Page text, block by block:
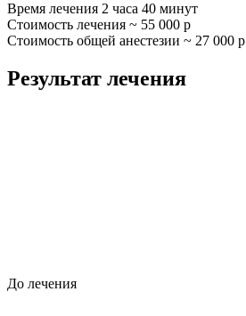
Время лечения 2 часа 40 минут
Стоимость лечения ~ 55 000 р
Стоимость общей анестезии ~ 27 000 р
Результат лечения
До лечения